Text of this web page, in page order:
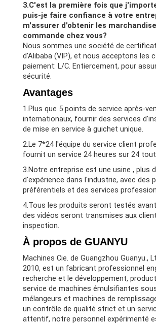
3.C'est la première fois que
puis-je faire confiance à votre
m'assurer d'obtenir les
commande chez vous?
Nous sommes une société de
d'Alibaba (VIP), et nous acceptons les
paiement: L/C. Entiercement, pour
sécurité.
Avantages
1.Plus que 5 points de service après-
internationaux, fournir des services
de mise en service à guichet unique.
2.Le 7*24 l'équipe du service client
fournit un service 24 heures sur 24
3.Notre entreprise est une usine , plus
d'expérience dans l'industrie, avec des
préférentiels et des services
4.Tous les produits seront testés
des vidéos seront transmises aux
inspection.
À propos de GUANYU
Machines Cie. de Guangzhou Guanyu.,
2010, est un fabricant professionnel
recherche et le développement,
service de machines émulsifiantes
mélangeurs et machines de
un contrôle de qualité strict et un
attentif, notre personnel expérimenté